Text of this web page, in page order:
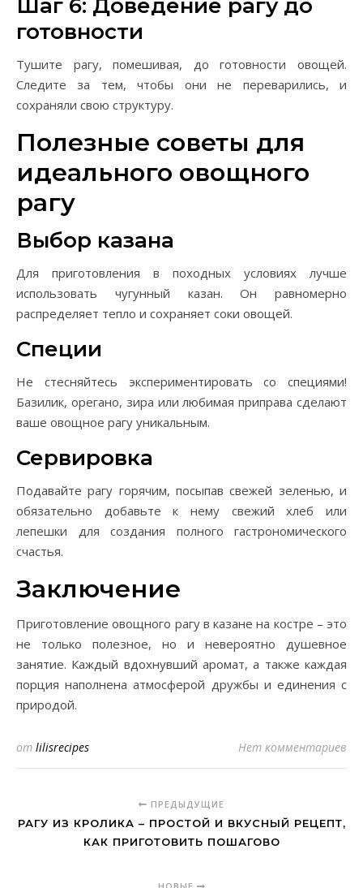
Шаг 6: Доведение рагу до
готовности
Тушите рагу, помешивая, до готовности овощей.
Следите за тем, чтобы они не переварились, и
сохраняли свою структуру.
Полезные советы для
идеального овощного
рагу
Выбор казана
Для приготовления в походных условиях лучше
использовать чугунный казан. Он равномерно
распределяет тепло и сохраняет соки овощей.
Специи
Не стесняйтесь экспериментировать со специями!
Базилик, орегано, зира или любимая приправа сделают
ваше овощное рагу уникальным.
Сервировка
Подавайте рагу горячим, посыпав свежей зеленью, и
обязательно добавьте к нему свежий хлеб или
лепешки для создания полного гастрономического
счастья.
Заключение
Приготовление овощного рагу в казане на костре – это
не только полезное, но и невероятно душевное
занятие. Каждый вдохнувший аромат, а также каждая
порция наполнена атмосферой дружбы и единения с
природой.
от lilisrecipes Нет комментариев
ПРЕДЫДУЩИЕ
РАГУ ИЗ КРОЛИКА – ПРОСТОЙ И ВКУСНЫЙ РЕЦЕПТ,
КАК ПРИГОТОВИТЬ ПОШАГОВО